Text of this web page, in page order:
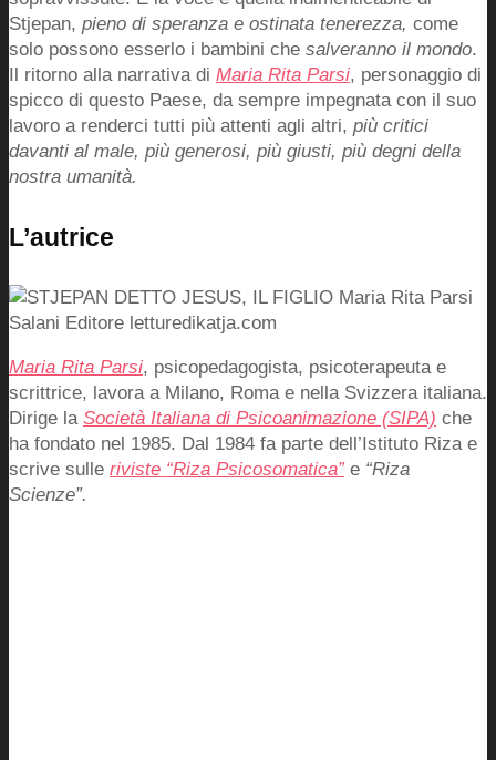
Stjepan, pieno di speranza e ostinata tenerezza, come
solo possono esserlo i bambini che salveranno il mondo.
Il ritorno alla narrativa di Maria Rita Parsi, personaggio di
spicco di questo Paese, da sempre impegnata con il suo
lavoro a renderci tutti più attenti agli altri, più critici
davanti al male, più generosi, più giusti, più degni della
nostra umanità.
L’autrice
Maria Rita Parsi, psicopedagogista, psicoterapeuta e
scrittrice, lavora a Milano, Roma e nella Svizzera italiana.
Dirige la Società Italiana di Psicoanimazione (SIPA) che
ha fondato nel 1985. Dal 1984 fa parte dell’Istituto Riza e
scrive sulle riviste “Riza Psicosomatica”e “Riza
Scienze”.